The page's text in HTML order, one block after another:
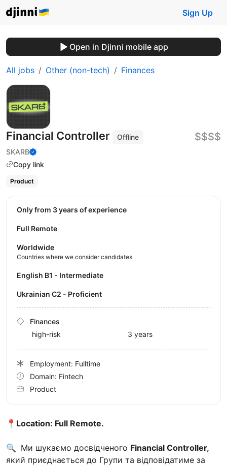
Sign Up
Open in Djinni mobile app
All jobs Other (non-tech) Finances
Financial Controller
Offline
SKARB
Copy link
$$$$
Product
📍Location: Full Remote.
🔍 Ми шукаємо досвідченого Financial Controller,
який приєднається до Групи та відповідатиме за
Only from 3 years of experience
Full Remote
Worldwide
Countries where we consider candidates
English B1 - Intermediate
Ukrainian C2 - Proficient
Finances
high-risk
3 years
Employment: Fulltime
Domain: Fintech
Product